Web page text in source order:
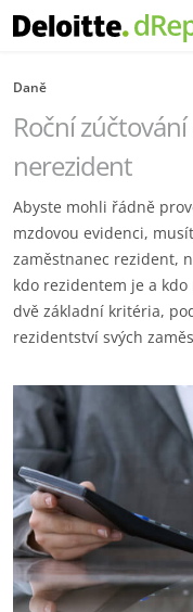
Daně
Roční
nerezident
Abyste mohli řádně
mzdovou evidenci,
zaměstnanec rezident,
kdo rezidentem je a kdo
dvě základní kritéria,
rezidentství svých